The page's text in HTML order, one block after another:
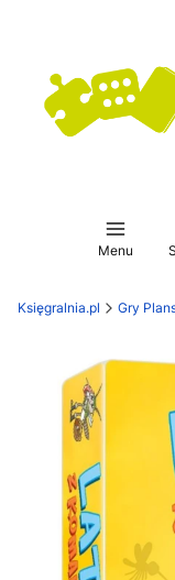
Menu
Księgralnia.pl Gry